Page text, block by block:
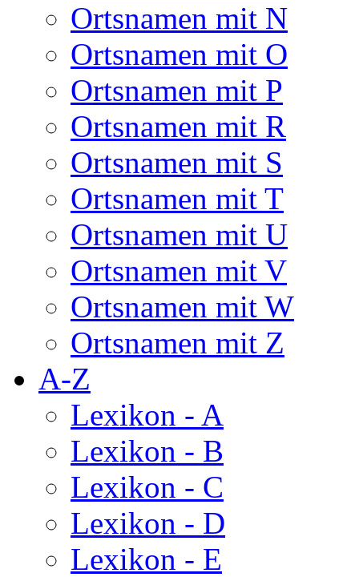
Ortsnamen mit N
Ortsnamen mit O
Ortsnamen mit P
Ortsnamen mit R
Ortsnamen mit S
Ortsnamen mit T
Ortsnamen mit U
Ortsnamen mit V
Ortsnamen mit W
Ortsnamen mit Z
A-Z
Lexikon - A
Lexikon - B
Lexikon - C
Lexikon - D
Lexikon - E